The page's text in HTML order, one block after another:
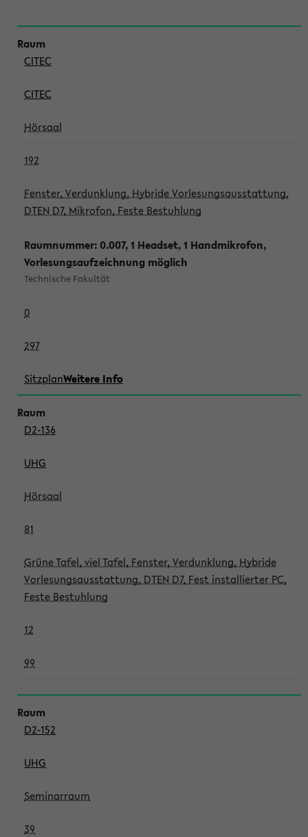
CITEC
CITEC
Hörsaal
192
Fenster, Verdunklung, Hybride Vorlesungsausstattung,
DTEN D7, Mikrofon, Feste Bestuhlung
Raumnummer: 0.007, 1 Headset, 1 Handmikrofon,
Vorlesungsaufzeichnung möglich
Technische Fakultät
0
297
SitzplanWeitere Info
D2-136
UHG
Hörsaal
81
Grüne Tafel, viel Tafel, Fenster, Verdunklung, Hybride
Vorlesungsausstattung, DTEN D7, Fest installierter PC,
Feste Bestuhlung
12
99
D2-152
UHG
Seminarraum
39